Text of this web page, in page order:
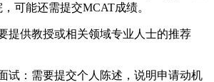
可能还需提交MCAT成绩。
供教授或相关领域专业人士的推荐
：需要提交个人陈述，说明申请动机